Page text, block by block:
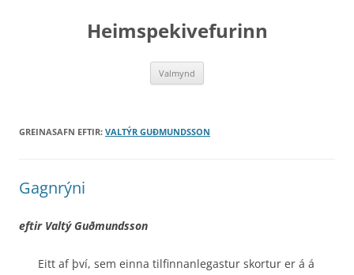
Heimspekivefurinn
Valmynd
GREINASAFN EFTIR: VALTÝR GUÐMUNDSSON
Gagnrýni
eftir Valtý Guðmundsson
Eitt af því, sem einna tilfinnanlegastur skortur er á á